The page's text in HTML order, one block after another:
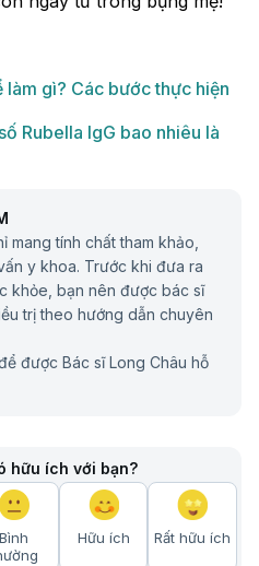
làm gì? Các bước thực hiện
Rubella IgG bao nhiêu là
mang tính chất tham khảo,
y khoa. Trước khi đưa ra
khỏe, bạn nên được bác sĩ
trị theo hướng dẫn chuyên
được Bác sĩ Long Châu hỗ
hữu ích với bạn?
Bình
Hữu ích Rất hữu ích